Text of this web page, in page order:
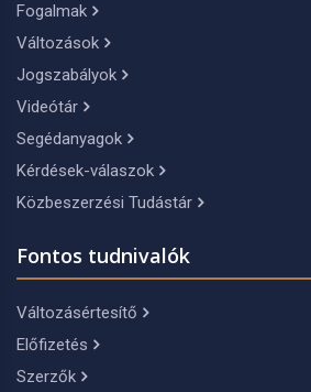
Fogalmak
Változások
Jogszabályok
Videótár
Segédanyagok
Kérdések-válaszok
Közbeszerzési Tudástár
Fontos tudnivalók
Változásértesítő
Előfizetés
Szerzők